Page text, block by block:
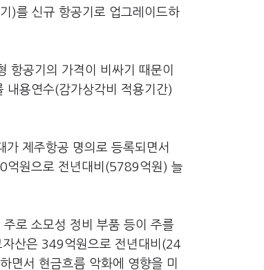
)를 신규 항공기로 업그레이드하
항공기의 가격이 비싸기 때문이
내용연수(감가상각비 적용기간)
제주항공 명의로 등록되면서
억원으로 전년대비(5789억원) 늘
로 소모성 정비 부품 등이 주를
자산은 349억원으로 전년대비(24
서 현금흐름 악화에 영향을 미